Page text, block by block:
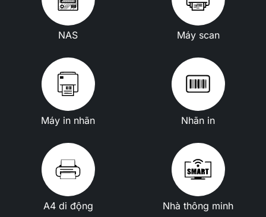
NAS Máy scan
Máy in nhãn Nhãn in
A4 di động Nhà thông minh